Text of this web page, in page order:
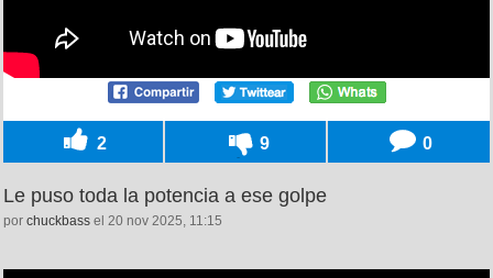
2 9 0
Le puso toda la potencia a ese golpe
por chuckbass el 20 nov 2025, 11:15